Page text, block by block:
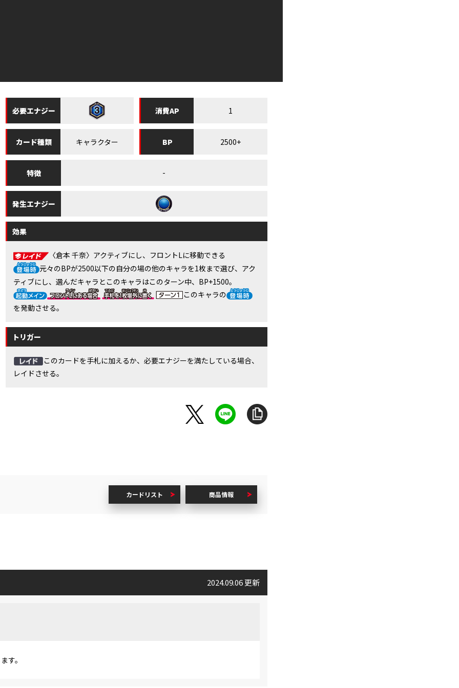
必要エナジー 消費AP 1
カード種類 キャラクター BP 2500+
特徴 -
発生エナジー
効果
〈倉本 千奈〉アクティブにし、フロントLに移動できる
元々のBPが2500以下の自分の場の他のキャラを1枚まで選び、アク
ティブにし、選んだキャラとこのキャラはこのターン中、BP+1500。
このキャラの
を発動させる。
トリガー
このカードを手札に加えるか、必要エナジーを満たしている場合、
レイドさせる。
カードリスト 商品情報
2024.09.06 更新
す。